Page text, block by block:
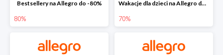
Bestsellery na Allegro do -80%
80%
Wakacje dla dzieci na Allegro do -70%
70%